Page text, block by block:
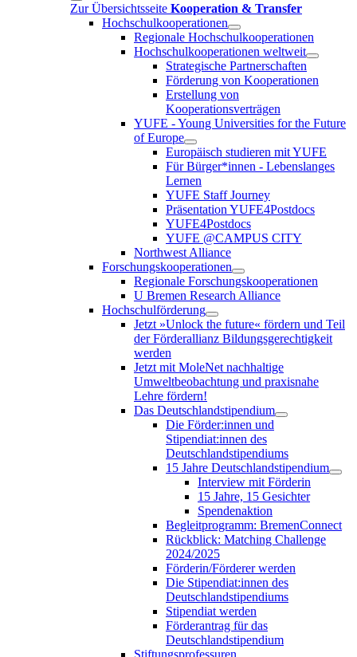
Zur Übersichtsseite Kooperation & Transfer
Hochschulkooperationen
Regionale Hochschulkooperationen
Hochschulkooperationen weltweit
Strategische Partnerschaften
Förderung von Kooperationen
Erstellung von
Kooperationsverträgen
YUFE - Young Universities for the Future
of Europe
Europäisch studieren mit YUFE
Für Bürger*innen - Lebenslanges
Lernen
YUFE Staff Journey
Präsentation YUFE4Postdocs
YUFE4Postdocs
YUFE @CAMPUS CITY
Northwest Alliance
Forschungskooperationen
Regionale Forschungskooperationen
U Bremen Research Alliance
Hochschulförderung
Jetzt »Unlock the future« fördern und Teil
der Förderallianz Bildungsgerechtigkeit
werden
Jetzt mit MoleNet nachhaltige
Umweltbeobachtung und praxisnahe
Lehre fördern!
Das Deutschlandstipendium
Die Förder:innen und
Stipendiat:innen des
Deutschlandstipendiums
15 Jahre Deutschlandstipendium
Interview mit Förderin
15 Jahre, 15 Gesichter
Spendenaktion
Begleitprogramm: BremenConnect
Rückblick: Matching Challenge
2024/2025
Förderin/Förderer werden
Die Stipendiat:innen des
Deutschlandstipendiums
Stipendiat werden
Förderantrag für das
Deutschlandstipendium
Stiftungsprofessuren